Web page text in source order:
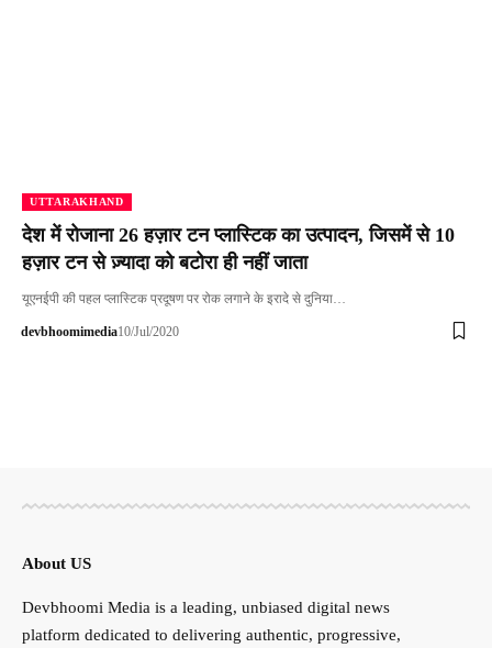
UTTARAKHAND
देश में रोजाना 26 हज़ार टन प्लास्टिक का उत्पादन, जिसमें से 10
हज़ार टन से ज़्यादा को बटोरा ही नहीं जाता
यूएनईपी की पहल प्लास्टिक प्रदूषण पर रोक लगाने के इरादे से दुनिया…
devbhoomimedia10/Jul/2020
About US
Devbhoomi Media is a leading, unbiased digital news
platform dedicated to delivering authentic, progressive,